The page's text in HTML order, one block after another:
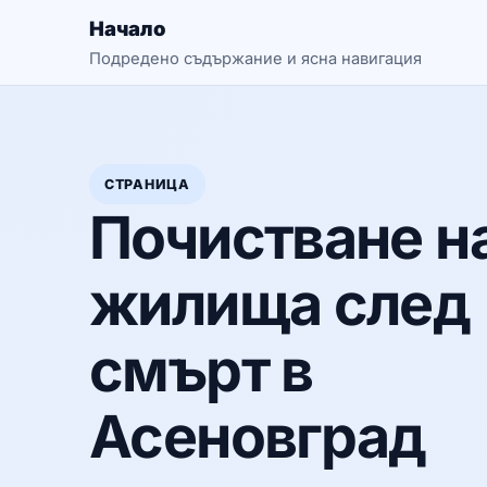
Начало
Подредено съдържание и ясна навигация
СТРАНИЦА
Почистване
жилища след
смърт в
Асеновград